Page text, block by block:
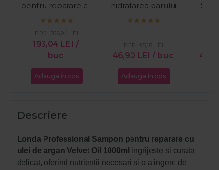
pentru reparare cu
ulei de argan
masca 750ml + ulei
100ml
193,04 LEI /
buc
PRP: 366,94 LEI
Adauga in cos
hidratarea parului
uscat Deep Moisture
46,90 LEI / buc
PRP: 95,18 LEI
Adauga in cos
Descriere
Londa Professional Sampon pentru reparare cu
ulei de argan Velvet Oil 1000ml ingrijeste si curata
delicat, oferind nutrientii necesari si o atingere de